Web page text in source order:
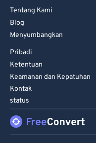
Tentang Kami
Blog
Menyumbangkan
Pribadi
Ketentuan
Keamanan dan Kepatuhan
Kontak
status